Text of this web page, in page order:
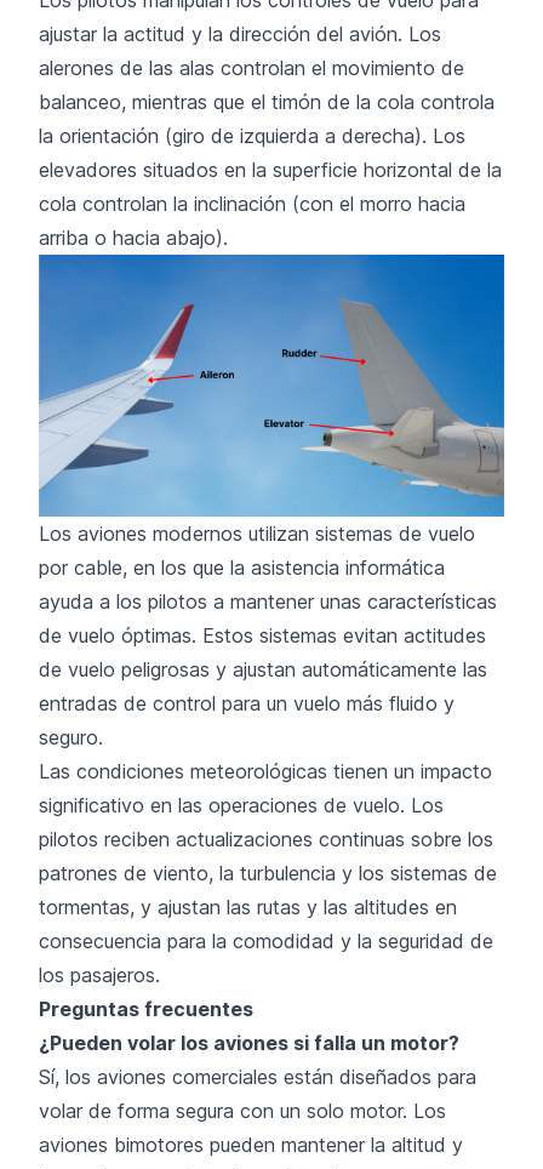
ajustar la actitud y la dirección del avión. Los
alerones de las alas controlan el movimiento de
balanceo, mientras que el timón de la cola controla
la orientación (giro de izquierda a derecha). Los
elevadores situados en la superficie horizontal de la
cola controlan la inclinación (con el morro hacia
arriba o hacia abajo).
Los aviones modernos utilizan sistemas de vuelo
por cable, en los que la asistencia informática
ayuda a los pilotos a mantener unas características
de vuelo óptimas. Estos sistemas evitan actitudes
de vuelo peligrosas y ajustan automáticamente las
entradas de control para un vuelo más fluido y
seguro.
Las condiciones meteorológicas tienen un impacto
significativo en las operaciones de vuelo. Los
pilotos reciben actualizaciones continuas sobre los
patrones de viento, la turbulencia y los sistemas de
tormentas, y ajustan las rutas y las altitudes en
consecuencia para la comodidad y la seguridad de
los pasajeros.
Preguntas frecuentes
¿Pueden volar los aviones si falla un motor?
Sí, los aviones comerciales están diseñados para
volar de forma segura con un solo motor. Los
aviones bimotores pueden mantener la altitud y